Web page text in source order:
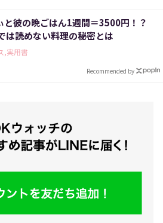
と彼の晩ごはん1週間＝3500円！？
は読めない料理の秘密とは
,実用書
Recommended by